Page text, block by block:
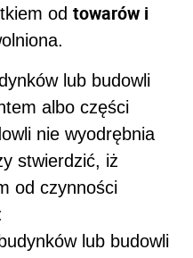
od towarów i
lub budowli
albo części
nie wyodrębnia
stwierdzić, iż
od czynności
lub budowli